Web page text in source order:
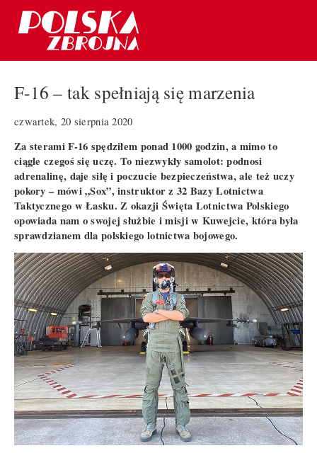
F-16 – tak spełniają się marzenia
czwartek, 20 sierpnia 2020
Za sterami F-16 spędziłem ponad 1000 godzin, a mimo to
ciągle czegoś się uczę. To niezwykły samolot: podnosi
adrenalinę, daje siłę i poczucie bezpieczeństwa, ale też uczy
pokory – mówi „Sox”, instruktor z 32 Bazy Lotnictwa
Taktycznego w Łasku. Z okazji Święta Lotnictwa Polskiego
opowiada nam o swojej służbie i misji w Kuwejcie, która była
sprawdzianem dla polskiego lotnictwa bojowego.